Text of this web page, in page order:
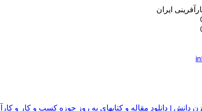
ایران
دانش | دانلود مقاله و کتابهای به روز حوزه کسب و کار و